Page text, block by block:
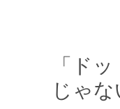
「ド
じゃ